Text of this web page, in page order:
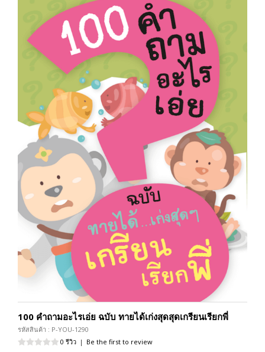
100 คำถามอะไรเอ่ย ฉบับ ทายได้เก่งสุดสุดเกรียนเรียกพี่
รหัสสินค้า : P-YOU-1290
0 รีวิว | Be the first to review